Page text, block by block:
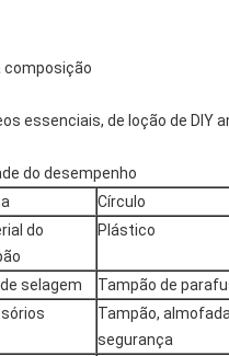
composição
essenciais, de loção de DIY
do desempenho
Círculo
do
Plástico
selagem
Tampão de
Tampão,
segurança